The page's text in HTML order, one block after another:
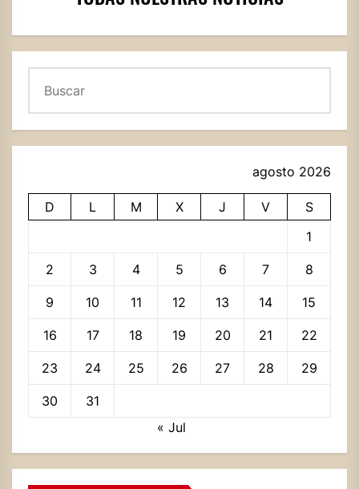
agosto 2026
D L M X J V
S
1
2 3 4 5 6 7 8
9 10 11 12 13 14 15
16 17 18 19 20 21 22
23 24 25 26 27 28 29
30
31
« Jul